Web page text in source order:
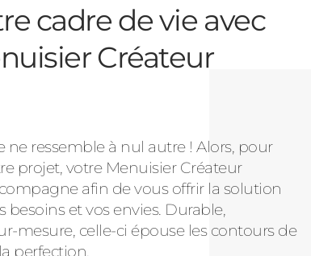
cadre de vie avec
Créateur
ne ressemble à nul autre ! Alors, pour
projet, votre Menuisier Créateur
afin de vous offrir la solution
besoins et vos envies. Durable,
mesure, celle-ci épouse les contours de
perfection.